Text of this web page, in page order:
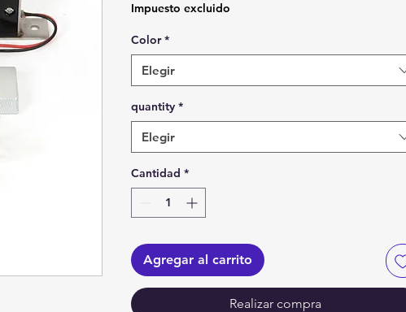
Impuesto excluido
Color *
Elegir
quantity *
Elegir
Cantidad *
Agregar al carrito
Realizar compra